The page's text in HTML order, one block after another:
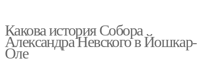
Какова история Собора
Александра Невского в Йошкар-
Оле